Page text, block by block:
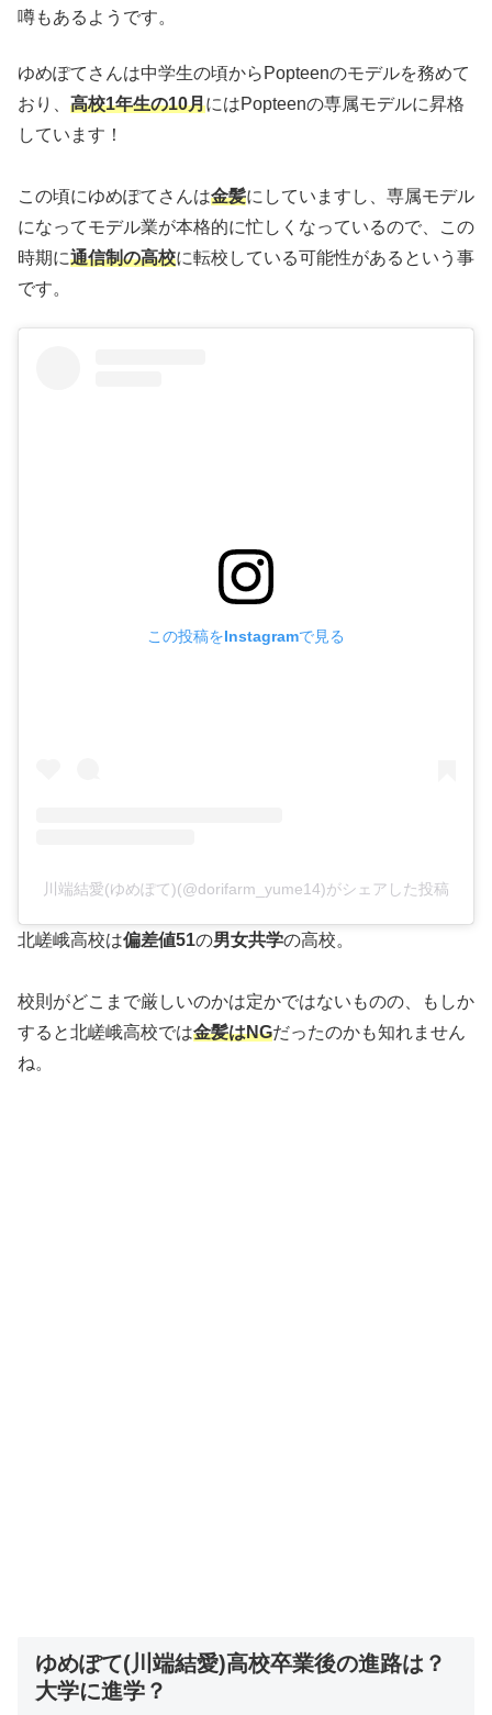
噂もあるようです。
ゆめぽてさんは中学生の頃からPopteenのモデルを務めて
おり、 高校1年生の10月にはPopteenの専属モデルに昇格
しています！
この頃にゆめぽてさんは金髪にしていますし、専属モデル
になってモデル業が本格的に忙しくなっているので、この
時期に通信制の高校に転校している可能性があるという事
です。
この投稿をInstagramで見る
川端結愛(ゆめぽて)(@dorifarm_yume14)がシェアした投稿
北嵯峨高校は偏差値51の男女共学の高校。
校則がどこまで厳しいのかは定かではないものの、もしか
すると北嵯峨高校では金髪はNGだったのかも知れません
ね。
ゆめぽて(川端結愛)高校卒業後の進路は？
大学に進学？